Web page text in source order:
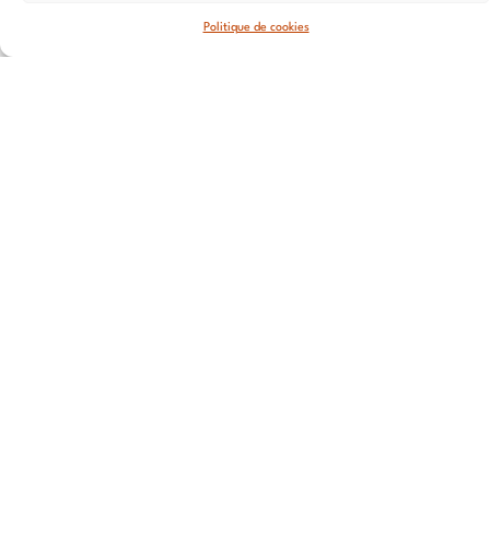
Politique de cookies